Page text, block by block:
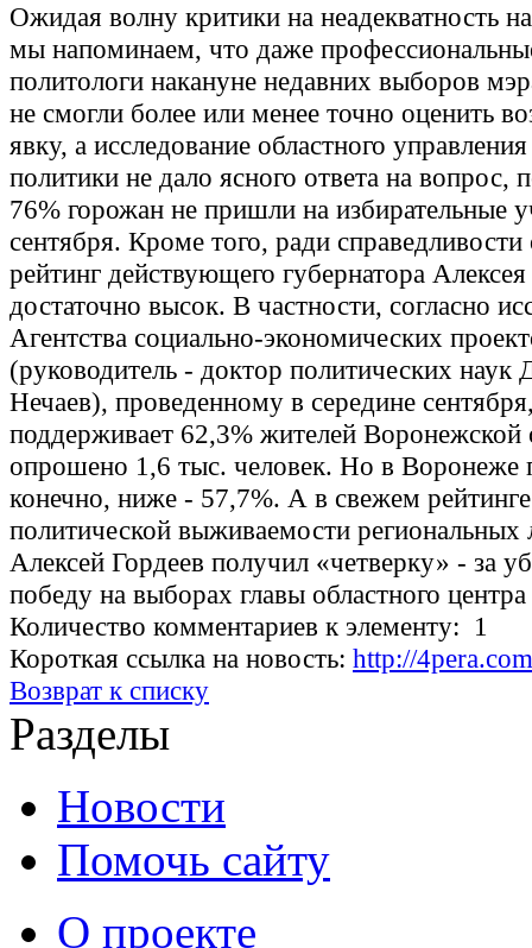
Ожидая волну критики на неадекватность
мы напоминаем, что даже
политологи накануне недавних выборов
не смогли более или менее точно оценить
явку, а исследование областного
политики не дало ясного ответа на вопрос,
76% горожан не пришли на избирательные
сентября. Кроме того, ради
рейтинг действующего губернатора Алексея
достаточно высок. В частности, согласно
Агентства социально-экономических
(руководитель - доктор политических наук
Нечаев), проведенному в середине
поддерживает 62,3% жителей Воронежской
опрошено 1,6 тыс. человек. Но в Воронеже
конечно, ниже - 57,7%. А в свежем рейтинге
политической выживаемости региональных
Алексей Гордеев получил «четверку» - за
победу на выборах главы областного
Количество комментариев к элементу: 1
Короткая ссылка на новость: http://
Возврат к списку
Разделы
Новости
Помочь сайту
О проекте